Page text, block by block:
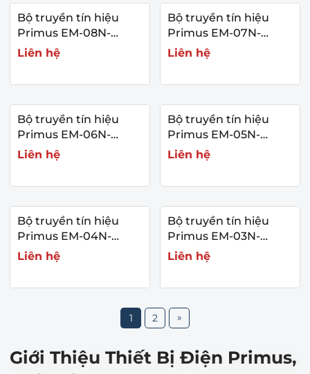
Bộ truyền tín hiệu
Primus EM-08N-
Series
Liên hệ
Bộ truyền tín hiệu
Primus EM-07N-
Series
Liên hệ
Bộ truyền tín hiệu
Primus EM-06N-
Series
Liên hệ
Bộ truyền tín hiệu
Primus EM-05N-
Series
Liên hệ
Bộ truyền tín hiệu
Primus EM-04N-
Series
Liên hệ
Bộ truyền tín hiệu
Primus EM-03N-
Series
Liên hệ
1 2 »
Giới Thiệu Thiết Bị Điện Primus,